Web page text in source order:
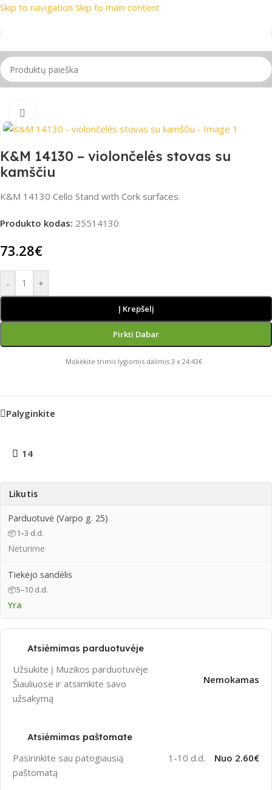
Skip to navigation Skip to main content
📦 Nemokamas
Pradžia/Stovai
K&M 14130 – violončelės stovas su
kamščiu
K&M 14130 Cello Stand with Cork surfaces.
Produkto kodas: 25514130
73.28€
- +
Į Krepšelį
Pirkti Dabar
Mokėkite trimis lygiomis dalimis 3 x 24.43€
Palyginkite
14
Likutis
Parduotuvė (Varpo g. 25)
📦1–3 d.d.
Neturime
Tiekėjo sandėlis
📦5–10 d.d.
Yra
Atsiėmimas parduotuvėje
Užsukite į Muzikos parduotuvėje
Šiauliuose ir atsiimkite savo
užsakymą
Nemokamas
Atsiėmimas paštomate
Pasirinkite sau patogiausią
paštomatą
1-10 d.d. Nuo 2.60€